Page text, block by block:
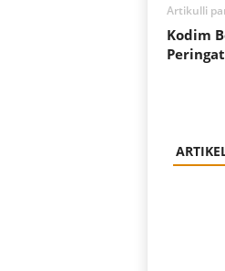
Artikulli
Kodim